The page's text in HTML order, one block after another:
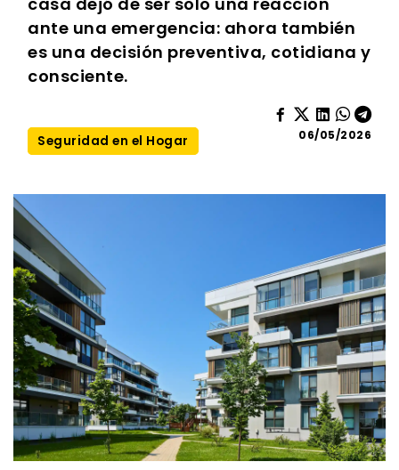
ante una emergencia: ahora también
es una decisión preventiva, cotidiana y
consciente.
Seguridad en el Hogar 06/05/2026